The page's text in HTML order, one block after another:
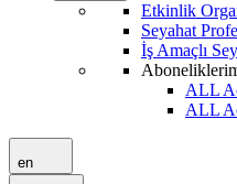
Etkinlik
Seyahat
İş Amaçlı
ALL
ALL
en